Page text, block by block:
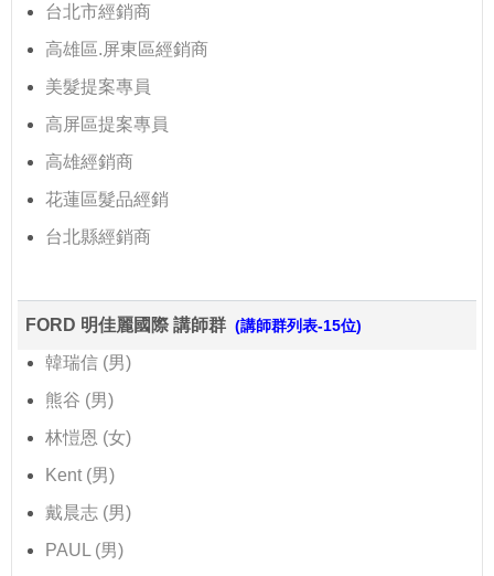
台北市經銷商
高雄區.屏東區經銷商
美髮提案專員
高屏區提案專員
高雄經銷商
花蓮區髮品經銷
台北縣經銷商
FORD 明佳麗國際 講師群 (講師群列表-15位)
韓瑞信 (男)
熊谷 (男)
林愷恩 (女)
Kent (男)
戴晨志 (男)
PAUL (男)